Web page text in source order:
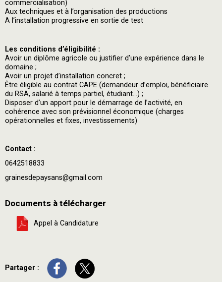
commercialisation)
Aux techniques et à l’organisation des productions
A l’installation progressive en sortie de test
Les conditions d’éligibilité :
Avoir un diplôme agricole ou justifier d’une expérience dans le
domaine ;
Avoir un projet d’installation concret ;
Être éligible au contrat CAPE (demandeur d’emploi, bénéficiaire
du RSA, salarié à temps partiel, étudiant…) ;
Disposer d’un apport pour le démarrage de l’activité, en
cohérence avec son prévisionnel économique (charges
opérationnelles et fixes, investissements)
Contact :
0642518833
grainesdepaysans@gmail.com
Documents à télécharger
Appel à Candidature
Partager :